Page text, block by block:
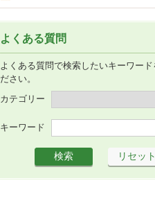
よくある質問
よくある質問で検索したいキーワード
ださい。
カテゴリー
キーワード